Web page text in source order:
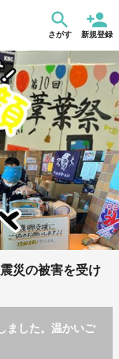
さがす 新規登録
災の被害を受け
ました。温かいご